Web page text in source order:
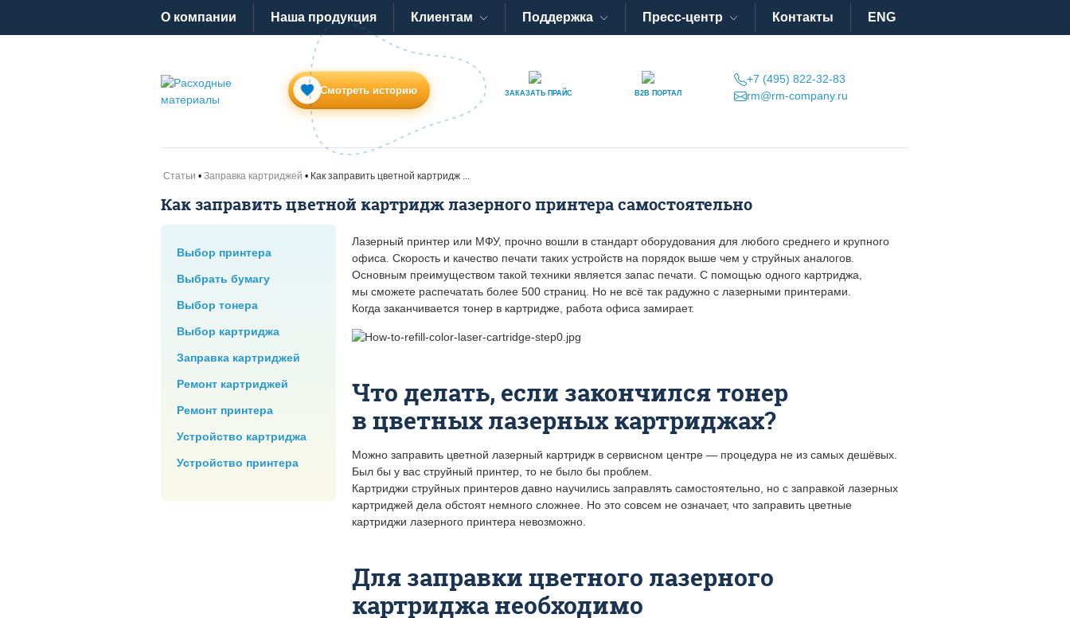
O компании Наша продукция Клиентам Поддержка Пресс-центр Контакты ENG
Смотреть историю ЗАКАЗАТЬ ПРАЙС B2B ПОРТАЛ
+7 (495) 822-32-83
rm@rm-company.ru
Статьи Заправка картриджей Как заправить цветной картридж ...
Как заправить цветной картридж лазерного принтера самостоятельно
Выбор принтера
Выбрать бумагу
Выбор тонера
Выбор картриджа
Заправка картриджей
Ремонт картриджей
Ремонт принтера
Устройство картриджа
Устройство принтера
Лазерный принтер или МФУ, прочно вошли в стандарт оборудования для любого среднего и крупного
офиса. Скорость и качество печати таких устройств на порядок выше чем у струйных аналогов.
Основным преимуществом такой техники является запас печати. С помощью одного картриджа,
мы сможете распечатать более 500 страниц. Но не всё так радужно с лазерными принтерами.
Когда заканчивается тонер в картридже, работа офиса замирает.
Что делать, если закончился тонер
в цветных лазерных картриджах?
Можно заправить цветной лазерный картридж в сервисном центре — процедура не из самых дешёвых.
Был бы у вас струйный принтер, то не было бы проблем.
Картриджи струйных принтеров давно научились заправлять самостоятельно, но с заправкой лазерных
картриджей дела обстоят немного сложнее. Но это совсем не означает, что заправить цветные
картриджи лазерного принтера невозможно.
Для заправки цветного лазерного
картриджа необходимо